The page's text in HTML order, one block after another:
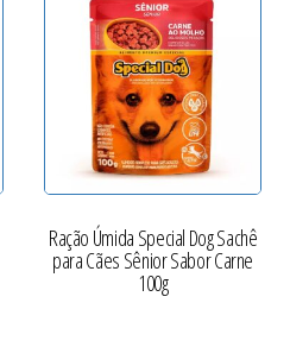
Ração Úmida Special Dog Sachê
para Cães Sênior Sabor Carne
100g